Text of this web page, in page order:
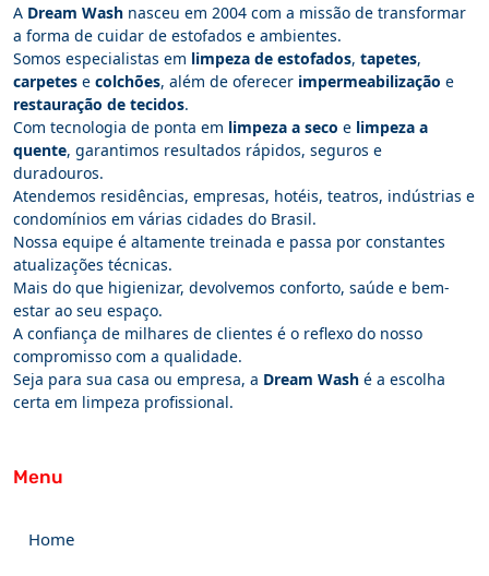
A Dream Wash nasceu em 2004 com a missão de transformar
a forma de cuidar de estofados e ambientes.
Somos especialistas em limpeza de estofados, tapetes,
carpetes e colchões, além de oferecer impermeabilização e
restauração de tecidos.
Com tecnologia de ponta em limpeza a seco e limpeza a
quente, garantimos resultados rápidos, seguros e
duradouros.
Atendemos residências, empresas, hotéis, teatros, indústrias e
condomínios em várias cidades do Brasil.
Nossa equipe é altamente treinada e passa por constantes
atualizações técnicas.
Mais do que higienizar, devolvemos conforto, saúde e bem-
estar ao seu espaço.
A confiança de milhares de clientes é o reflexo do nosso
compromisso com a qualidade.
Seja para sua casa ou empresa, a Dream Wash é a escolha
certa em limpeza profissional.
Menu
Home